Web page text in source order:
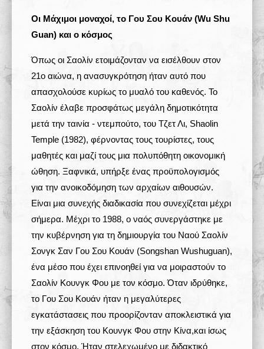
Οι Μάχιμοι μοναχοί, το Γου Σου Κουάν (Wu Shu
Guan) και ο κόσμος
Όπως οι Σαολίν ετοιμάζονταν να εισέλθουν στον
21ο αιώνα, η ανασυγκρότηση ήταν αυτό που
απασχολούσε κυρίως το μυαλό του καθενός. Το
Σαολίν έλαβε προσφάτως μεγάλη δημοτικότητα
μετά την ταινία - ντεμπούτο, του Τζετ Λι, Shaolin
Temple (1982), φέρνοντας τους τουρίστες, τους
μαθητές και μαζί τους μια πολυπόθητη οικονομική
ώθηση. Ξαφνικά, υπήρξε ένας προϋπολογισμός
για την ανοικοδόμηση των αρχαίων αιθουσών.
Είναι μια συνεχής διαδικασία που συνεχίζεται μέχρι
σήμερα. Μέχρι το 1988, ο ναός συνεργάστηκε με
την κυβέρνηση για τη δημιουργία του Ναού Σαολίν
Σονγκ Σαν Γου Σου Κουάν (Songshan Wushuguan),
ένα μέσο που έχει επινοηθεί για να μοιραστούν το
Σαολίν Κουνγκ Φου με τον κόσμο. Όταν ιδρύθηκε,
το Γου Σου Κουάν ήταν η μεγαλύτερες
εγκατάστασεις που προορίζονταν αποκλειστικά για
την εξάσκηση του Κουνγκ Φου στην Κίνα,και ίσως
στον κόσμο. Ήταν στελεχωμένο με διδακτικό